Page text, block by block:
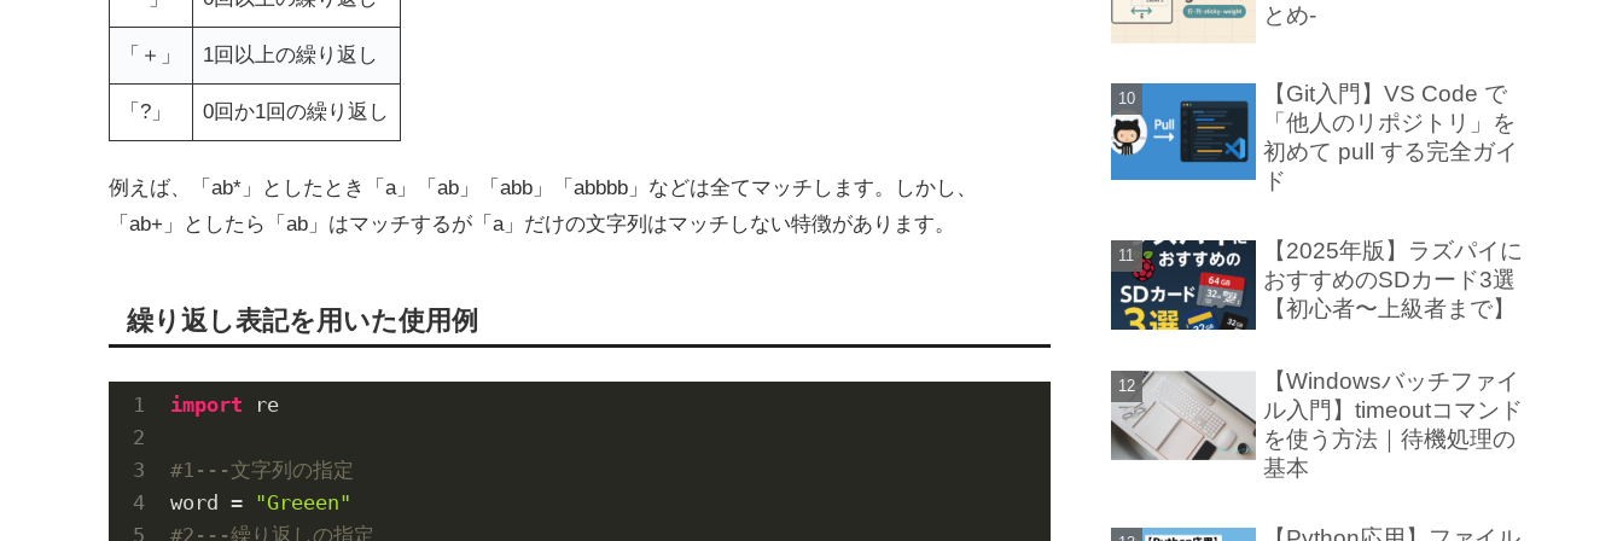
「＋」 1回以上の繰り返し
「?」 0回か1回の繰り返し
例えば、「ab*」としたとき「a」「ab」「abb」「abbbb」などは全てマッチします。しかし、
「ab+」としたら「ab」はマッチするが「a」だけの文字列はマッチしない特徴があります。
繰り返し表記を用いた使用例
import re
#1---文字列の指定
word = "Greeen"
#2---繰り返しの指定
とめ-
【Git入門】VS Code で
「他人のリポジトリ」を
初めて pull する完全ガイ
ド
【2025年版】ラズパイに
おすすめのSDカード3選
【初心者〜上級者まで】
【Windowsバッチファイ
ル入門】timeoutコマンド
を使う方法｜待機処理の
基本